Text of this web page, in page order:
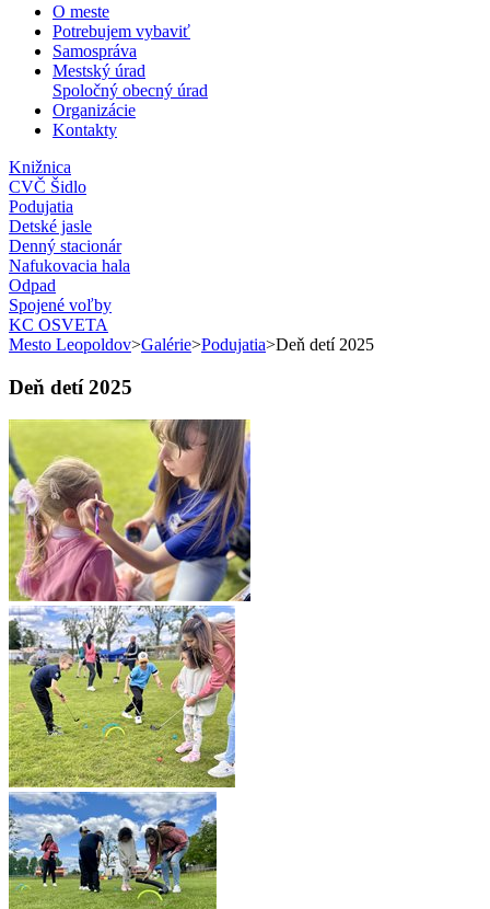
O meste
Potrebujem vybaviť
Samospráva
Mestský úrad
Spoločný obecný úrad
Organizácie
Kontakty
Knižnica
CVČ Šidlo
Podujatia
Detské jasle
Denný stacionár
Nafukovacia hala
Odpad
Spojené voľby
KC OSVETA
Mesto Leopoldov>Galérie>Podujatia>Deň detí 2025
Deň detí 2025